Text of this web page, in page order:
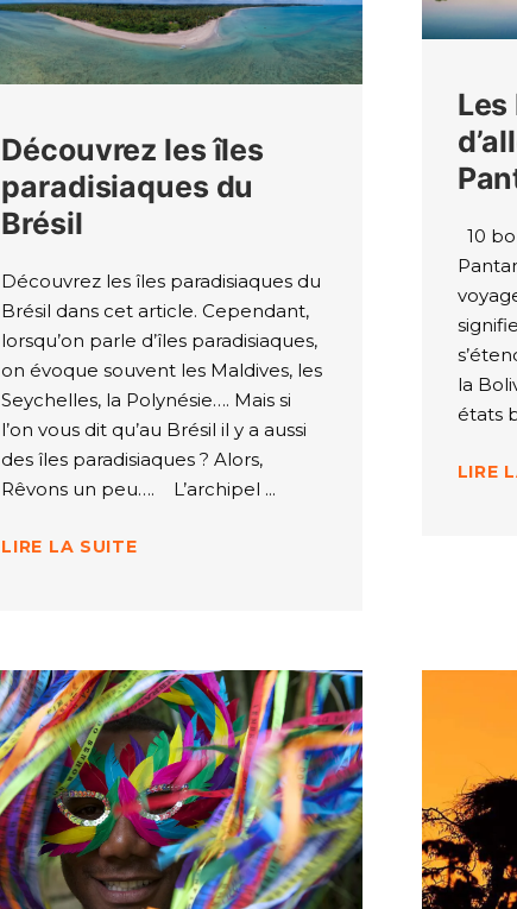
Découvrez les îles
paradisiaques du
Brésil
Découvrez les îles paradisiaques du
Brésil dans cet article. Cependant,
lorsqu’on parle d’îles paradisiaques,
on évoque souvent les Maldives, les
Seychelles, la Polynésie…. Mais si
l’on vous dit qu’au Brésil il y a aussi
des îles paradisiaques ? Alors,
Rêvons un peu…. L’archipel
LIRE LA SUITE
10
la
états
LIRE